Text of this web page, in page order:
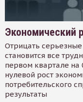
Экономический
Отрицать
становится все
первом квартале на
нулевой рост
потребительского
результаты